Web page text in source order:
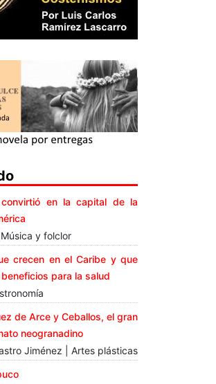
en la capital de la
y folclor
crecen en el Caribe y que
para la salud
de Arce y Ceballos, el gran
neogranadino
Jiménez | Artes plásticas